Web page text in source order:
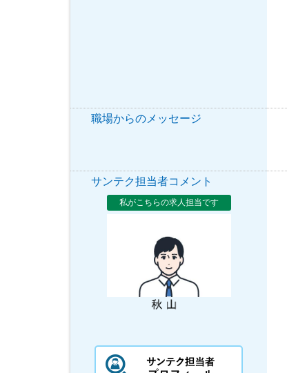
職場からのメッセージ
サンテク担当者コメント
私がこちらの求人担当です